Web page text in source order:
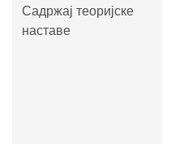
Садржај теоријске
наставе